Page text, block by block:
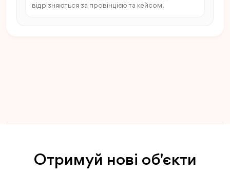
відрізняються за провінцією та кейсом.
Отримуй нові об'єкти